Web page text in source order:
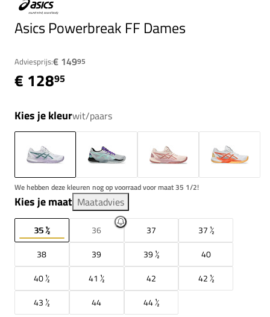
Asics Powerbreak FF Dames
Adviesprijs:€ 14995
€ 12895
Kies je kleurwit/paars
We hebben deze kleuren nog op voorraad voor maat 35 1/2!
Kies je maat Maatadvies
35 ½ 36 37
37 ½
38
39 39 ½
40
40 ½
41 ½ 42
42 ½
43 ½
44 44 ½